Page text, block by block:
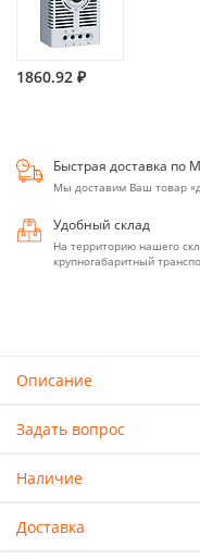
1860.92 ₽
Быстрая доставка по
Мы доставим Ваш товар
Удобный склад
На территорию нашего
крупногабаритный
Описание
Задать вопрос
Наличие
Доставка